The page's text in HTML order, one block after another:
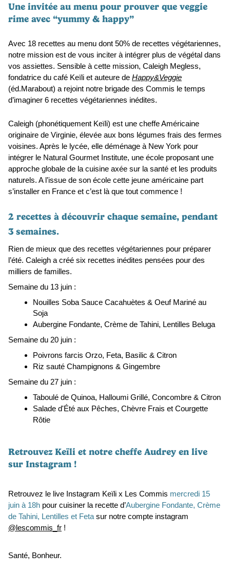
Une invitée au menu pour prouver que veggie
rime avec “yummy & happy”
Avec 18 recettes au menu dont 50% de recettes végétariennes,
notre mission est de vous inciter à intégrer plus de végétal dans
vos assiettes. Sensible à cette mission, Caleigh Megless,
fondatrice du café Keïli et auteure de Happy&Veggie
(éd.Marabout) a rejoint notre brigade des Commis le temps
d’imaginer 6 recettes végétariennes inédites.
Caleigh (phonétiquement Keïli) est une cheffe Américaine
originaire de Virginie, élevée aux bons légumes frais des fermes
voisines. Après le lycée, elle déménage à New York pour
intégrer le Natural Gourmet Institute, une école proposant une
approche globale de la cuisine axée sur la santé et les produits
naturels. A l’issue de son école cette jeune américaine part
s’installer en France et c’est là que tout commence !
2 recettes à découvrir chaque semaine, pendant
3 semaines.
Rien de mieux que des recettes végétariennes pour préparer
l’été. Caleigh a créé six recettes inédites pensées pour des
milliers de familles.
Semaine du 13 juin :
Nouilles Soba Sauce Cacahuètes & Oeuf Mariné au
Soja
Aubergine Fondante, Crème de Tahini, Lentilles Beluga
Semaine du 20 juin :
Poivrons farcis Orzo, Feta, Basilic & Citron
Riz sauté Champignons & Gingembre
Semaine du 27 juin :
Taboulé de Quinoa, Halloumi Grillé, Concombre & Citron
Salade d'Été aux Pêches, Chèvre Frais et Courgette
Rôtie
Retrouvez Keïli et notre cheffe Audrey en live
sur Instagram !
Retrouvez le live Instagram Keïli x Les Commis mercredi 15
juin à 18h pour cuisiner la recette d’Aubergine Fondante, Crème
de Tahini, Lentilles et Feta
@lescommis_fr !
Santé, Bonheur.